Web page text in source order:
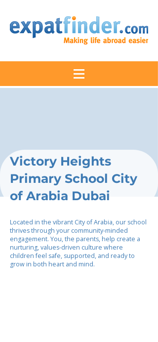
Victory Heights
Primary School City
of Arabia Dubai
Located in the vibrant City of Arabia, our school
thrives through your community-minded
engagement. You, the parents, help create a
nurturing, values-driven culture where
children feel safe, supported, and ready to
grow in both heart and mind.